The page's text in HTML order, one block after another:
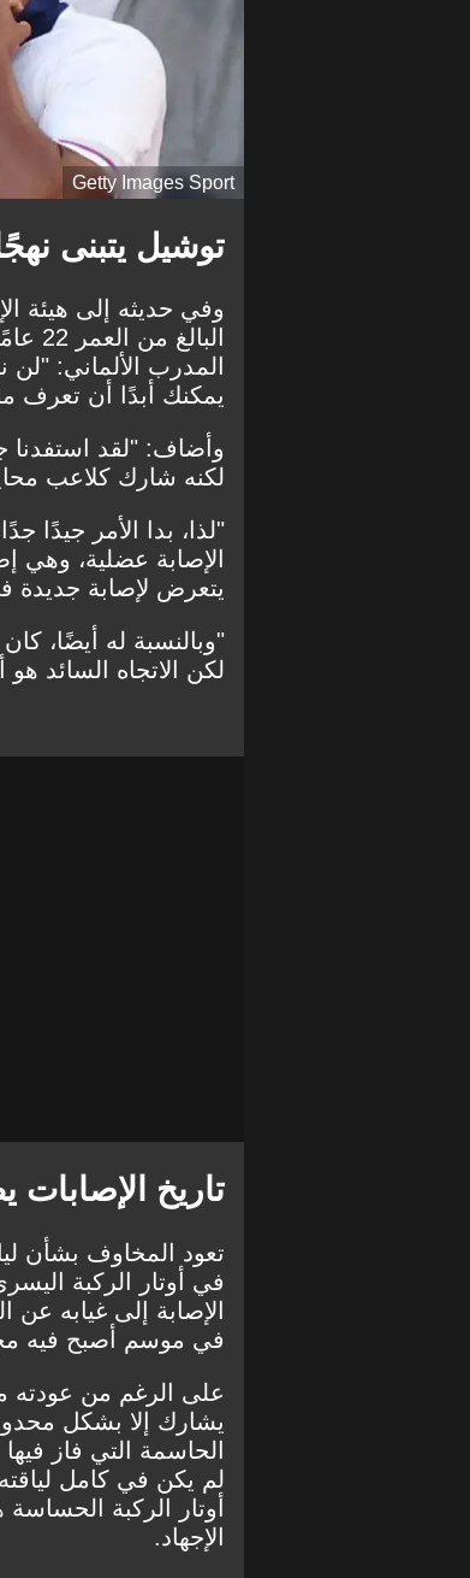
Getty Images Sport
توشيل يتبنى
وفي حديثه إلى هيئة
المدرب الألماني: "لن
يمكنك أبدًا أن تعرف
وأضاف: "لقد استفدنا
لكنه شارك كلاعب
"لذا، بدا الأمر جيدًا
الإصابة عضلية، وهي
يتعرض لإصابة
"وبالنسبة له أيضًا،
لكن الاتجاه السائد
تاريخ الإصابات
تعود المخاوف بشأن
في أوتار الركبة
الإصابة إلى غيابه
في موسم أصبح فيه
على الرغم من عودته
يشارك إلا بشكل
الحاسمة التي فاز
لم يكن في كامل لياقته
أوتار الركبة
الإجهاد.